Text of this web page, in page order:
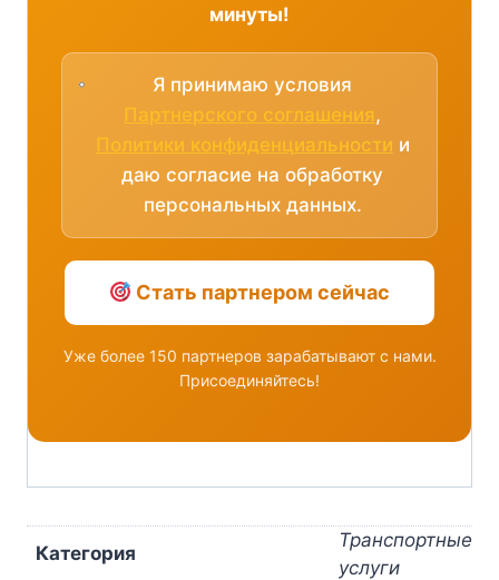
минуты!
Я принимаю условия
Партнерского соглашения,
Политики конфиденциальности и
даю согласие на обработку
персональных данных.
Стать партнером сейчас
Уже более 150 партнеров зарабатывают с нами.
Присоединяйтесь!
Категория
Транспортные
услуги